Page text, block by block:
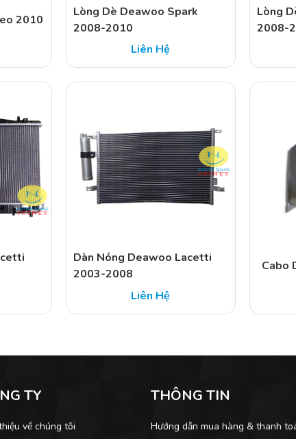
2010
Lòng Dè Deawoo Spark
2008-2010
Liên Hệ
Lòng
2008-
Dàn Nóng Deawoo Lacetti
2003-2008
Liên Hệ
Cabo
TY
về chúng tôi
THÔNG TIN
Hướng dẫn mua hàng & thanh